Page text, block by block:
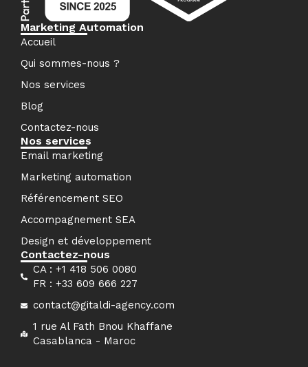
Marketing Automation
Accueil
Qui sommes-nous ?
Nos services
Blog
Contactez-nous
Nos services
Email marketing
Marketing automation
Référencement SEO
Accompagnement SEA
Design et développement
Contactez-nous
CA : +1 418 506 0080
FR : +33 609 666 227
contact@gitaldi-agency.com
1 rue Al Fath Bnou Khaffane
Casablanca - Maroc